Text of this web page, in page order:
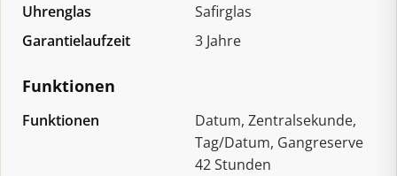
Uhrenglas
Safirglas
Garantielaufzeit
3 Jahre
Funktionen
Funktionen
Datum, Zentralsekunde,
Tag/Datum, Gangreserve
42 Stunden